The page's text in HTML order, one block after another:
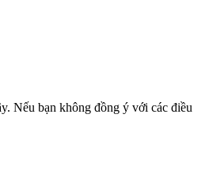
Nếu bạn không đồng ý với các điều